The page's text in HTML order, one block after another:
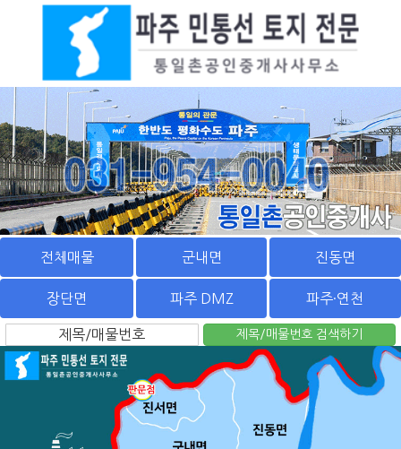
전체매물 군내면 진동면
장단면 파주 DMZ 파주·연천